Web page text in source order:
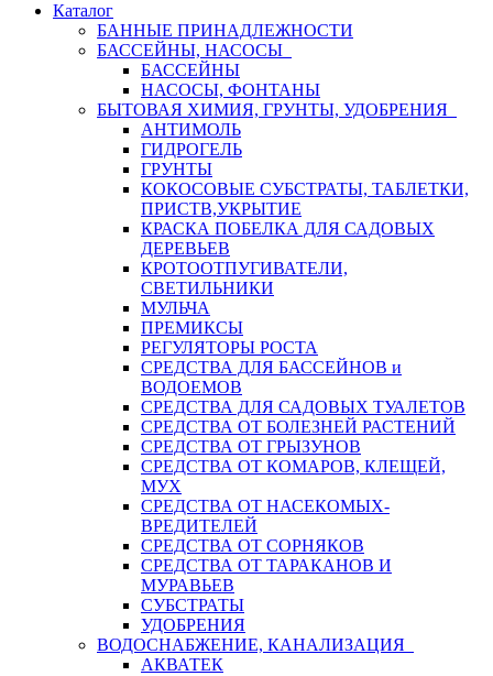
Каталог
БАННЫЕ ПРИНАДЛЕЖНОСТИ
БАССЕЙНЫ, НАСОСЫ
БАССЕЙНЫ
НАСОСЫ, ФОНТАНЫ
БЫТОВАЯ ХИМИЯ, ГРУНТЫ, УДОБРЕНИЯ
АНТИМОЛЬ
ГИДРОГЕЛЬ
ГРУНТЫ
КОКОСОВЫЕ СУБСТРАТЫ, ТАБЛЕТКИ,
ПРИСТВ,УКРЫТИЕ
КРАСКА ПОБЕЛКА ДЛЯ САДОВЫХ
ДЕРЕВЬЕВ
КРОТООТПУГИВАТЕЛИ,
СВЕТИЛЬНИКИ
МУЛЬЧА
ПРЕМИКСЫ
РЕГУЛЯТОРЫ РОСТА
СРЕДСТВА ДЛЯ БАССЕЙНОВ и
ВОДОЕМОВ
СРЕДСТВА ДЛЯ САДОВЫХ ТУАЛЕТОВ
СРЕДСТВА ОТ БОЛЕЗНЕЙ РАСТЕНИЙ
СРЕДСТВА ОТ ГРЫЗУНОВ
СРЕДСТВА ОТ КОМАРОВ, КЛЕЩЕЙ,
МУХ
СРЕДСТВА ОТ НАСЕКОМЫХ-
ВРЕДИТЕЛЕЙ
СРЕДСТВА ОТ СОРНЯКОВ
СРЕДСТВА ОТ ТАРАКАНОВ И
МУРАВЬЕВ
СУБСТРАТЫ
УДОБРЕНИЯ
ВОДОСНАБЖЕНИЕ, КАНАЛИЗАЦИЯ
АКВАТЕК